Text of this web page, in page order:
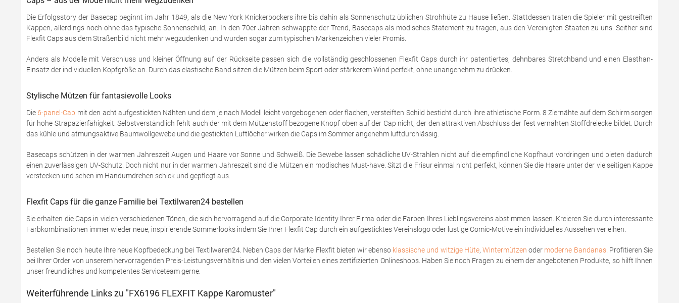
Die Erfolgsstory der Basecap beginnt im Jahr 1849, als die New York Knickerbockers ihre bis dahin als Sonnenschutz üblichen Strohhüte zu Hause ließen. Stattdessen traten die Spieler mit gestreiften
Kappen, allerdings noch ohne das typische Sonnenschild, an. In den 70er Jahren schwappte der Trend, Basecaps als modisches Statement zu tragen, aus den Vereinigten Staaten zu uns. Seither sind
Flexfit Caps aus dem Straßenbild nicht mehr wegzudenken und wurden sogar zum typischen Markenzeichen vieler Promis.
Anders als Modelle mit Verschluss und kleiner Öffnung auf der Rückseite passen sich die vollständig geschlossenen Flexfit Caps durch ihr patentiertes, dehnbares Stretchband und einen Elasthan-
Einsatz der individuellen Kopfgröße an. Durch das elastische Band sitzen die Mützen beim Sport oder stärkerem Wind perfekt, ohne unangenehm zu drücken.
Stylische Mützen für fantasievolle Looks
Die 6-panel-Cap mit den acht aufgestickten Nähten und dem je nach Modell leicht vorgebogenen oder flachen, versteiften Schild besticht durch ihre athletische Form. 8 Ziernähte auf dem Schirm sorgen
für hohe Strapazierfähigkeit. Selbstverständlich fehlt auch der mit dem Mützenstoff bezogene Knopf oben auf der Cap nicht, der den attraktiven Abschluss der fest vernähten Stoffdreiecke bildet. Durch
das kühle und atmungsaktive Baumwollgewebe und die gestickten Luftlöcher wirken die Caps im Sommer angenehm luftdurchlässig.
Basecaps schützen in der warmen Jahreszeit Augen und Haare vor Sonne und Schweiß. Die Gewebe lassen schädliche UV-Strahlen nicht auf die empfindliche Kopfhaut vordringen und bieten dadurch
einen zuverlässigen UV-Schutz. Doch nicht nur in der warmen Jahreszeit sind die Mützen ein modisches Must-have. Sitzt die Frisur einmal nicht perfekt, können Sie die Haare unter der vielseitigen Kappe
verstecken und sehen im Handumdrehen schick und gepflegt aus.
Flexfit Caps für die ganze Familie bei Textilwaren24 bestellen
Sie erhalten die Caps in vielen verschiedenen Tönen, die sich hervorragend auf die Corporate Identity Ihrer Firma oder die Farben Ihres Lieblingsvereins abstimmen lassen. Kreieren Sie durch interessante
Farbkombinationen immer wieder neue, inspirierende Sommerlooks indem Sie Ihrer Flexfit Cap durch ein aufgesticktes Vereinslogo oder lustige Comic-Motive ein individuelles Aussehen verleihen.
Bestellen Sie noch heute Ihre neue Kopfbedeckung bei Textilwaren24. Neben Caps der Marke Flexfit bieten wir ebenso klassische und witzige Hüte,Wintermützen oder moderne Bandanas. Profitieren Sie
bei Ihrer Order von unserem hervorragenden Preis-Leistungsverhältnis und den vielen Vorteilen eines zertifizierten Onlineshops. Haben Sie noch Fragen zu einem der angebotenen Produkte, so hilft Ihnen
unser freundliches und kompetentes Serviceteam gerne.
Weiterführende Links zu "FX6196 FLEXFIT Kappe Karomuster"